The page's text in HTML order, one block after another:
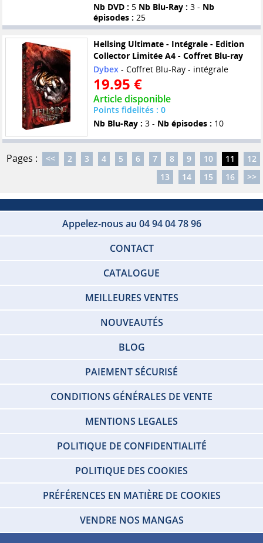
Nb DVD : 5 Nb Blu-Ray : 3 - Nb
épisodes : 25
Hellsing Ultimate - Intégrale - Edition
Collector Limitée A4 - Coffret Blu-ray
Dybex- Coffret Blu-Ray - intégrale
19.95 €
Article disponible
Points fidelités : 0
Nb Blu-Ray : 3 - Nb épisodes : 10
Pages : << 2 3 4 5 6 7 8 9 10 11
12
13
14 15 16 >>
Appelez-nous au 04 94 04 78 96
CONTACT
CATALOGUE
MEILLEURES VENTES
NOUVEAUTÉS
BLOG
PAIEMENT SÉCURISÉ
CONDITIONS GÉNÉRALES DE VENTE
MENTIONS LEGALES
POLITIQUE DE CONFIDENTIALITÉ
POLITIQUE DES COOKIES
PRÉFÉRENCES EN MATIÈRE DE COOKIES
VENDRE NOS MANGAS